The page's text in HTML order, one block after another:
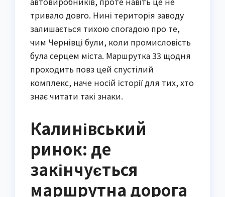
тривало довго. Нині територія заводу
залишається тихою спогадою про те,
чим Чернівці були, коли промисловість
була серцем міста. Маршрутка 33 щодня
проходить повз цей спустілий
комплекс, наче носій історії для тих, хто
знає читати такі знаки.
Калинівський
ринок: де
закінчується
маршрутна дорога